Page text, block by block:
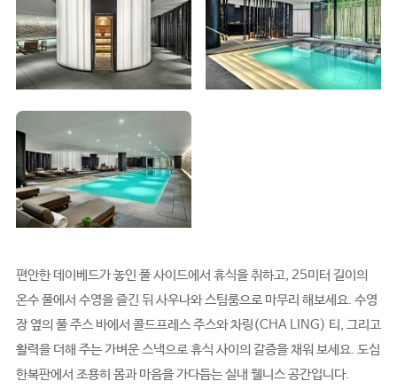
편안한 데이베드가 놓인 풀 사이드에서 휴식을 취하고, 25미터 길이의
온수 풀에서 수영을 즐긴 뒤 사우나와 스팀룸으로 마무리 해보세요. 수영
장 옆의 풀 주스 바에서 콜드프레스 주스와 차링(CHA LING) 티, 그리고
활력을 더해 주는 가벼운 스낵으로 휴식 사이의 갈증을 채워 보세요. 도심
한복판에서 조용히 몸과 마음을 가다듬는 실내 웰니스 공간입니다.